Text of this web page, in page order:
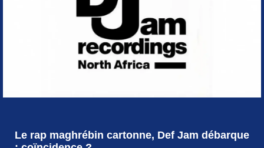
Le rap maghrébin cartonne, Def Jam débarque